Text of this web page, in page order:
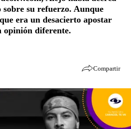
sobre su refuerzo. Aunque
era un desacierto apostar
opinión diferente.
Compartir